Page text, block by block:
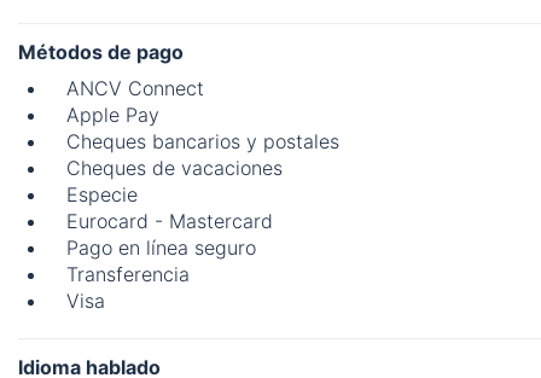
Métodos de pago
ANCV Connect
Apple Pay
Cheques bancarios y postales
Cheques de vacaciones
Especie
Eurocard - Mastercard
Pago en línea seguro
Transferencia
Visa
Idioma hablado